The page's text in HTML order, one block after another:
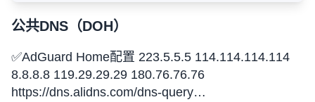
公共DNS（DOH）
✅AdGuard Home配置 223.5.5.5 114.114.114.114
8.8.8.8 119.29.29.29 180.76.76.76
https://dns.alidns.com/dns-query